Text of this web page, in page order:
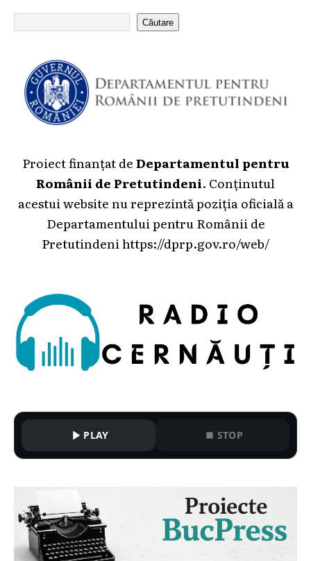
Căutare
Proiect finanțat deDepartamentul pentru
Românii de Pretutindeni. Conținutul
acestui website nu reprezintă poziția oficială a
Departamentului pentru Românii de
Pretutindeni https://dprp.gov.ro/web/
PLAY STOP